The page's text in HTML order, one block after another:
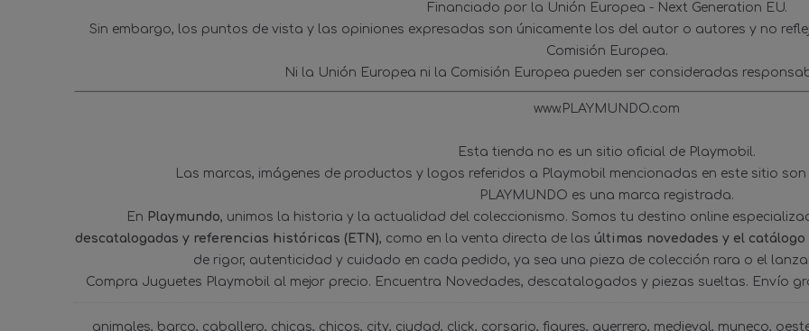
Financiado por la Unión Europea - Next Generation EU.
Sin embargo, los puntos de vista y las opiniones expresadas son únicamente los del autor o autores y no
Comisión Europea.
Ni la Unión Europea ni la Comisión Europea pueden ser consideradas
www.PLAYMUNDO.com
Esta tienda no es un sitio oficial de Playmobil.
Las marcas, imágenes de productos y logos referidos a Playmobil mencionadas en este sitio
PLAYMUNDO es una marca registrada.
En Playmundo, unimos la historia y la actualidad del coleccionismo. Somos tu destino online
descatalogadas y referencias históricas (ETN), como en la venta directa de las últimas novedades y el
de rigor, autenticidad y cuidado en cada pedido, ya sea una pieza de colección rara o el
Compra Juguetes Playmobil al mejor precio. Encuentra Novedades, descatalogados y piezas sueltas. Envío
animales barco caballero chicas chicos city ciudad click corsario figures guerrero medieval muneco